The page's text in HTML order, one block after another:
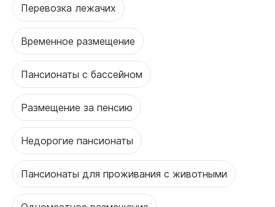
Перевозка лежачих
Временное размещение
Пансионаты с бассейном
Размещение за пенсию
Недорогие пансионаты
Пансионаты для проживания с животными